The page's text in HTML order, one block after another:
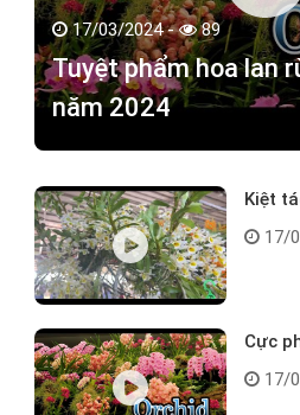
17/03/2024 - 89
Tuyệt phẩm hoa lan
năm 2024
Kiệt
17/
Cực
17/